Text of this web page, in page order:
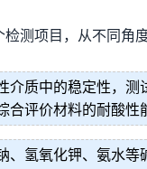
测项目，从不同角
介质中的稳定性，
评价材料的耐酸性
、氢氧化钾、氨水